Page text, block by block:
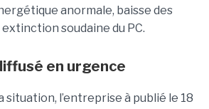
anormale, baisse des
soudaine du PC.
en urgence
situation, l’entreprise à publié le 18